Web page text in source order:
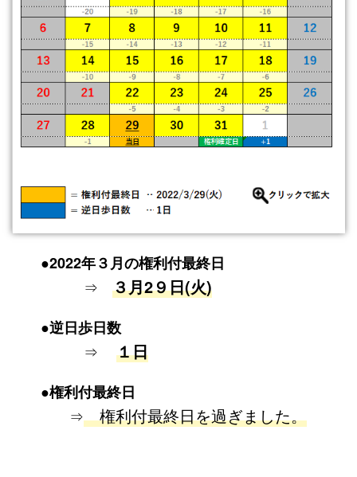
●2022年３月の権利付最終日
⇒ ３月2９日(火)
●逆日歩日数
⇒ １日
●権利付最終日
⇒権利付最終日を過ぎました。